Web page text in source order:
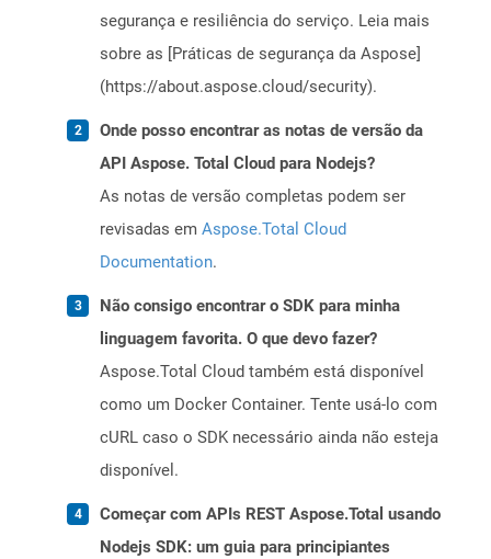
segurança e resiliência do serviço. Leia mais
sobre as [Práticas de segurança da Aspose]
(https://about.aspose.cloud/security).
Onde posso encontrar as notas de versão da
API Aspose. Total Cloud para Nodejs?
As notas de versão completas podem ser
revisadas em Aspose.Total Cloud
Documentation.
Não consigo encontrar o SDK para minha
linguagem favorita. O que devo fazer?
Aspose.Total Cloud também está disponível
como um Docker Container. Tente usá-lo com
cURL caso o SDK necessário ainda não esteja
disponível.
Começar com APIs REST Aspose.Total usando
Nodejs SDK: um guia para principiantes